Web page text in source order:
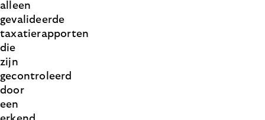
alleen
gevalideerde
taxatierapporten
die
zijn
gecontroleerd
door
een